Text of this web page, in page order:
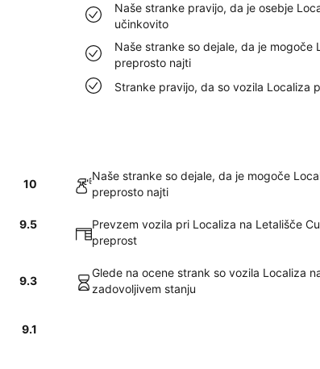
Naše stranke pravijo, da je osebje
učinkovito
Naše stranke so dejale, da je mogoče
preprosto najti
Stranke pravijo, da so vozila Localiza
10
Naše stranke so dejale, da je mogoče
preprosto najti
9.5
Prevzem vozila pri Localiza na Letališče
preprost
9.3
Glede na ocene strank so vozila Localiza
zadovoljivem stanju
9.1